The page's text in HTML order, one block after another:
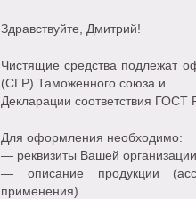
Здравствуйте, Дмитрий!
Чистящие средства подлежат
(СГР) Таможенного союза и
Декларации соответствия ГОСТ
Для оформления необходимо:
— реквизиты Вашей
— описание продукции
применения)